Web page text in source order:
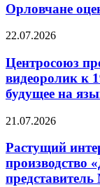
Орловчане
22.07.2026
Центросоюз
видеоролик к
будущее на
21.07.2026
Растущий
производство